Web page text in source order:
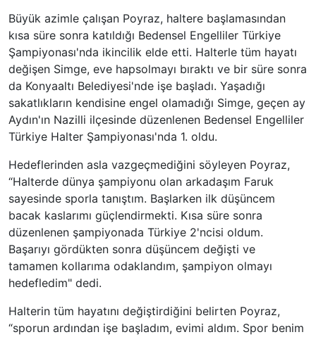
Büyük azimle çalışan Poyraz, haltere başlamasından
kısa süre sonra katıldığı Bedensel Engelliler Türkiye
Şampiyonası'nda ikincilik elde etti. Halterle tüm hayatı
değişen Simge, eve hapsolmayı bıraktı ve bir süre sonra
da Konyaaltı Belediyesi'nde işe başladı. Yaşadığı
sakatlıkların kendisine engel olamadığı Simge, geçen ay
Aydın'ın Nazilli ilçesinde düzenlenen Bedensel Engelliler
Türkiye Halter Şampiyonası'nda 1. oldu.
Hedeflerinden asla vazgeçmediğini söyleyen Poyraz,
“Halterde dünya şampiyonu olan arkadaşım Faruk
sayesinde sporla tanıştım. Başlarken ilk düşüncem
bacak kaslarımı güçlendirmekti. Kısa süre sonra
düzenlenen şampiyonada Türkiye 2'ncisi oldum.
Başarıyı gördükten sonra düşüncem değişti ve
tamamen kollarıma odaklandım, şampiyon olmayı
hedefledim" dedi.
Halterin tüm hayatını değiştirdiğini belirten Poyraz,
“sporun ardından işe başladım, evimi aldım. Spor benim